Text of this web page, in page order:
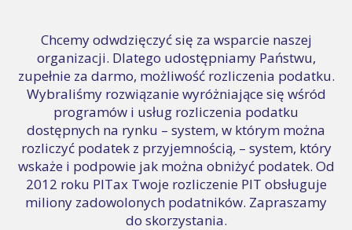
Chcemy odwdzięczyć się za wsparcie naszej
organizacji. Dlatego udostępniamy Państwu,
zupełnie za darmo, możliwość rozliczenia podatku.
Wybraliśmy rozwiązanie wyróżniające się wśród
programów i usług rozliczenia podatku
dostępnych na rynku – system, w którym można
rozliczyć podatek z przyjemnością, – system, który
wskaże i podpowie jak można obniżyć podatek. Od
2012 roku PITax Twoje rozliczenie PIT obsługuje
miliony zadowolonych podatników. Zapraszamy
do skorzystania.